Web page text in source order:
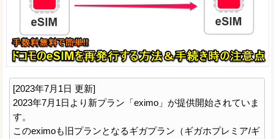
[2023年7月1日 更新]
2023年7月1日より新プラン「eximo」が提供開始されていま
す。
このeximoも旧プランとなるギガプラン（ギガホプレミア/ギ